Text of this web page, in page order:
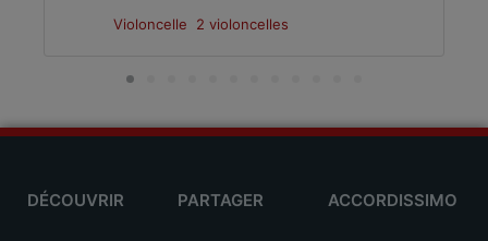
Violoncelle 2 violoncelles
DÉCOUVRIR PARTAGER ACCORDISSIMO